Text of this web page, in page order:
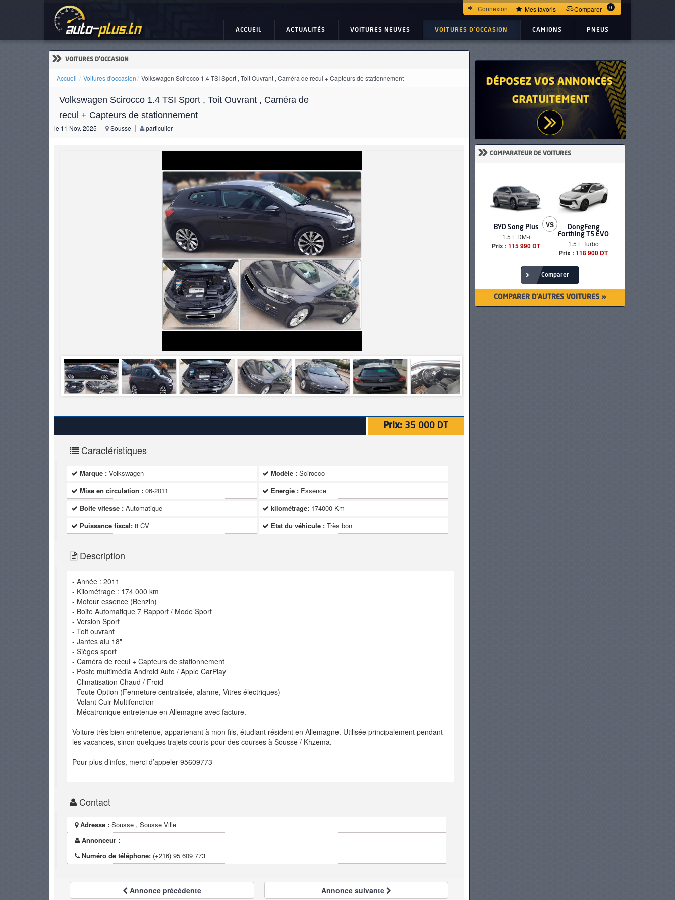
Connexion Mes favoris Comparer 0
Volkswagen Scirocco 1.4 TSI Sport , Toit Ouvrant , Caméra de recul + Capteurs de stationnement Ref: UC23352
ACCUEIL ACTUALITÉS VOITURES NEUVES VOITURES D'OCCASION CAMIONS PNEUS
» VOITURES D'OCCASION
Accueil Voitures d'occasion Volkswagen Scirocco 1.4 TSI Sport , Toit Ouvrant , Caméra de recul + Capteurs de stationnement
Volkswagen Scirocco 1.4 TSI Sport , Toit Ouvrant , Caméra de
recul + Capteurs de stationnement
le 11 Nov. 2025 Sousse particulier
Prix: 35 000 DT
Caractéristiques
Marque : Volkswagen Modèle : Scirocco
Mise en circulation : 06-2011 Energie : Essence
Boite vitesse : Automatique kilométrage: 174000 Km
Puissance fiscal: 8 CV Etat du véhicule : Très bon
Description
- Année : 2011
- Kilométrage : 174 000 km
- Moteur essence (Benzin)
- Boite Automatique 7 Rapport / Mode Sport
- Version Sport
- Toit ouvrant
- Jantes alu 18"
- Sièges sport
- Caméra de recul + Capteurs de stationnement
- Poste multimédia Android Auto / Apple CarPlay
- Climatisation Chaud / Froid
- Toute Option (Fermeture centralisée, alarme, Vitres électriques)
- Volant Cuir Multifonction
- Mécatronique entretenue en Allemagne avec facture.
Voiture très bien entretenue, appartenant à mon fils, étudiant résident en Allemagne. Utilisée principalement pendant
les vacances, sinon quelques trajets courts pour des courses à Sousse / Khzema.
Pour plus d’infos, merci d’appeler 95609773
Contact
Adresse : Sousse , Sousse Ville
Annonceur :
Numéro de téléphone: (+216) 95 609 773
Annonce précédente Annonce suivante
» COMPARATEUR DE VOITURES
BYD Song Plus
1.5 L DM-i
Prix : 115 990 DT
VS
DongFeng
Forthing T5 EVO
1.5 L Turbo
Prix : 118 900 DT
Comparer
COMPARER D'AUTRES VOITURES »
ACTUALITÉS